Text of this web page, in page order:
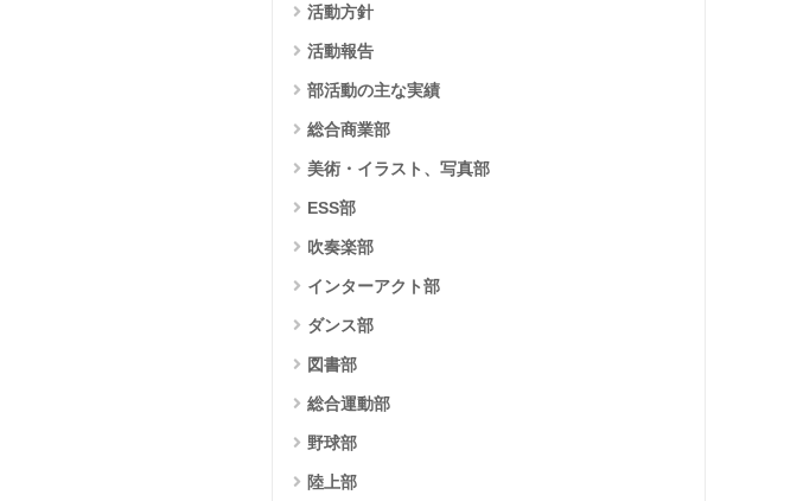
活動方針
活動報告
部活動の主な実績
総合商業部
美術・イラスト、写真部
ESS部
吹奏楽部
インターアクト部
ダンス部
図書部
総合運動部
野球部
陸上部